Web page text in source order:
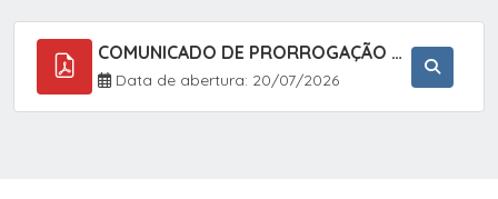
COMUNICADO DE PRORROGAÇÃO DE PRAZO DO CHAMAMENTO PÚBLICO Nº 005/2026 - FOMENTO À EXECUÇÃO DE AÇÕES CULTURAIS (APOIO DIRETO SELEÇÃO DE PROJETOS PARA FIRMAR TERMO DE EXECUÇÃO CULTURAL COM RECURSOS DA POLÍTICA NACIONAL ALDIR BLANC DE FOMENTO À CULTURA
Data de abertura: 20/07/2026